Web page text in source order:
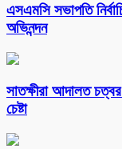
এসএমসি সভাপতি
অভিনন্দন
সাতক্ষীরা আদালত
চেষ্টা